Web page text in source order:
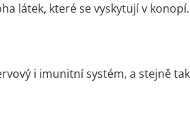
látek, které se vyskytují v konopí.
i imunitní systém, a stejně